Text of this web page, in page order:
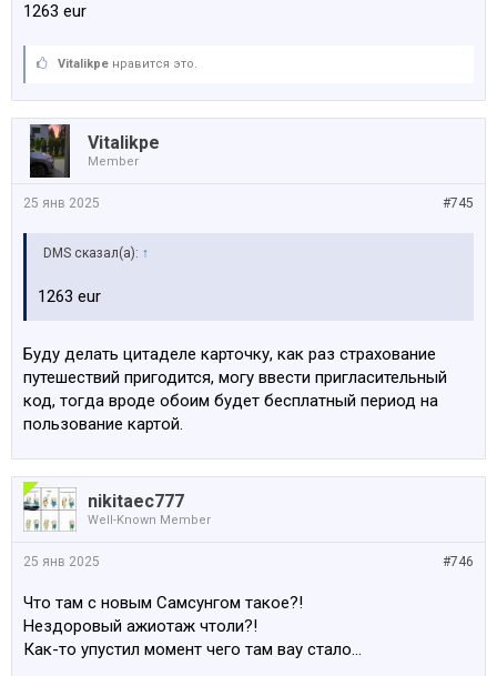
1263 eur
Vitalikpe нравится это.
Vitalikpe
Member
#745
25 янв 2025
DMS сказал(а): ↑
1263 eur
Буду делать цитаделе карточку, как раз страхование
путешествий пригодится, могу ввести пригласительный
код, тогда вроде обоим будет бесплатный период на
пользование картой.
nikitaec777
Well-Known Member
#746
25 янв 2025
Что там с новым Самсунгом такое?!
Нездоровый ажиотаж чтоли?!
Как-то упустил момент чего там вау стало…